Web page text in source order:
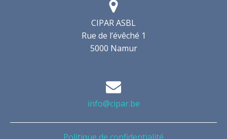
CIPAR ASBL
Rue de l’évêché 1
5000 Namur
info@cipar.be